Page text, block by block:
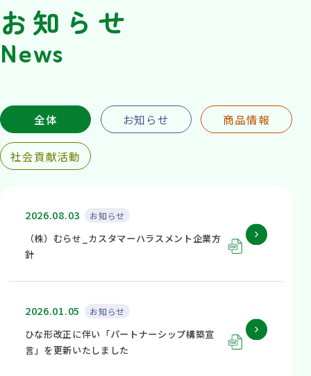
お知らせ
News
全体 お知らせ 商品情報
社会貢献活動
2026.08.03 お知らせ
（株）むらせ_カスタマーハラスメント企業方
針
2026.01.05 お知らせ
ひな形改正に伴い「パートナーシップ構築宣
言」を更新いたしました